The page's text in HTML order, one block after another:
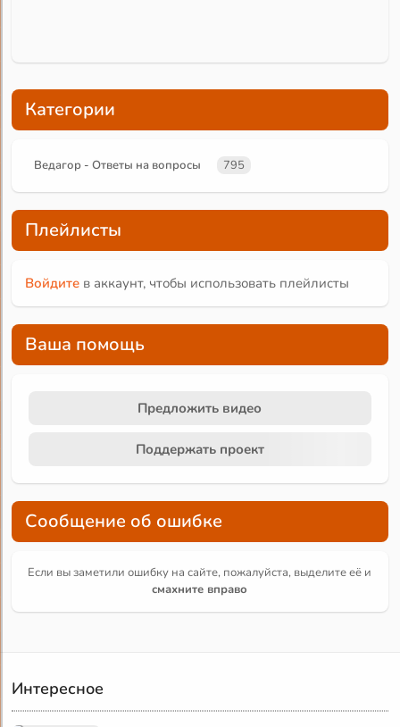
Категории
Ведагор - Ответы на вопросы 795
Плейлисты
Войдите в аккаунт, чтобы использовать плейлисты
Ваша помощь
Предложить видео
Поддержать проект
Сообщение об ошибке
Если вы заметили ошибку на сайте, пожалуйста, выделите её и
смахните вправо
Интересное